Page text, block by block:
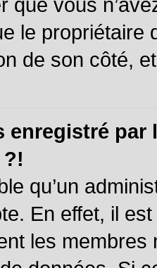
le propriétaire
de son côté,
enregistré par
qu’un
En effet, il
les